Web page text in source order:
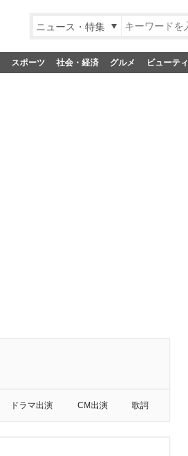
ニュース・特集
スポーツ 社会・経済 グルメ ビューティ
ドラマ出演 CM出演 歌詞